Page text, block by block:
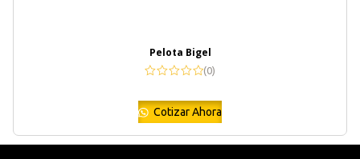
Pelota Bigel
(0)
Cotizar Ahora